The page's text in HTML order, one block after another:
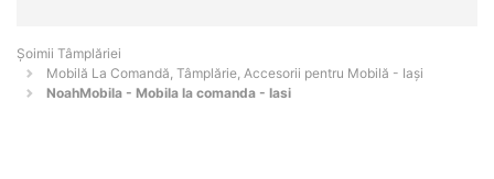
Șoimii Tâmplăriei
Mobilă La Comandă, Tâmplărie, Accesorii pentru Mobilă - Iaşi
NoahMobila - Mobila la comanda - Iasi